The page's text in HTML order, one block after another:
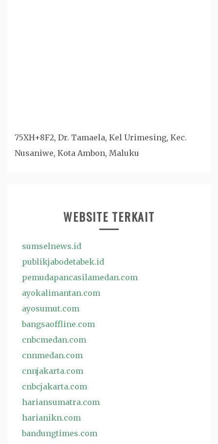
75XH+8F2, Dr. Tamaela, Kel Urimesing, Kec.
Nusaniwe, Kota Ambon, Maluku
WEBSITE TERKAIT
sumselnews.id
publikjabodetabek.id
pemudapancasilamedan.com
ayokalimantan.com
ayosumut.com
bangsaoffline.com
cnbcmedan.com
cnnmedan.com
cnnjakarta.com
cnbcjakarta.com
hariansumatra.com
harianikn.com
bandungtimes.com